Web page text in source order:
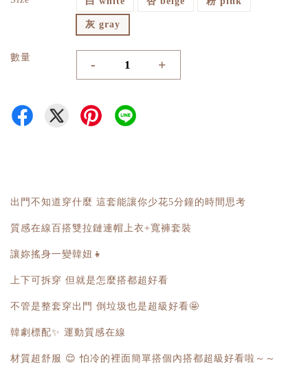
灰 gray
數量
- +
出門不知道穿什麼 這套能讓你少花5分鐘的時間思考
質感在線百搭雙拉鏈連帽上衣+寬褲套裝
讓妳搖身一變韓妞👧
上下可拆穿 但就是怎麼搭都超好看
不管是整套穿出門 倒垃圾也是超級好看🤩
韓劇標配✨ 運動質感在線
材質超舒服 😌 怕冷的裡面簡單搭個內搭都超級好看啦～～